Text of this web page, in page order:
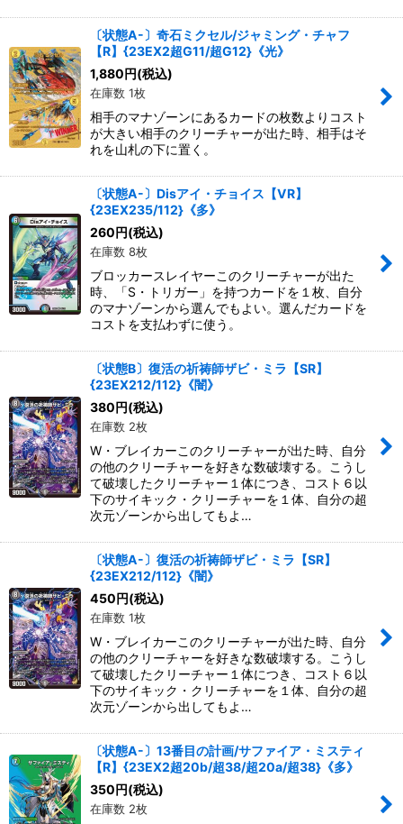
〔状態A-〕奇石ミクセル/ジャミング・チャフ
【R】{23EX2超G11/超G12}《光》
1,880 円(税込)
在庫数 1枚
相手のマナゾーンにあるカードの枚数よりコスト
が大きい相手のクリーチャーが出た時、相手はそ
れを山札の下に置く。
〔状態A-〕Disアイ・チョイス【VR】
{23EX235/112}《多》
260 円(税込)
在庫数 8枚
ブロッカースレイヤーこのクリーチャーが出た
時、「S・トリガー」を持つカードを１枚、自分
のマナゾーンから選んでもよい。選んだカードを
コストを支払わずに使う。
〔状態B〕復活の祈祷師ザビ・ミラ【SR】
{23EX212/112}《闇》
380 円(税込)
在庫数 2枚
W・ブレイカーこのクリーチャーが出た時、自分
の他のクリーチャーを好きな数破壊する。こうし
て破壊したクリーチャー１体につき、コスト６以
下のサイキック・クリーチャーを１体、自分の超
次元ゾーンから出してもよ…
〔状態A-〕復活の祈祷師ザビ・ミラ【SR】
{23EX212/112}《闇》
450 円(税込)
在庫数 1枚
W・ブレイカーこのクリーチャーが出た時、自分
の他のクリーチャーを好きな数破壊する。こうし
て破壊したクリーチャー１体につき、コスト６以
下のサイキック・クリーチャーを１体、自分の超
次元ゾーンから出してもよ…
〔状態A-〕13番目の計画/サファイア・ミスティ
【R】{23EX2超20b/超38/超20a/超38}《多》
350 円(税込)
在庫数 2枚